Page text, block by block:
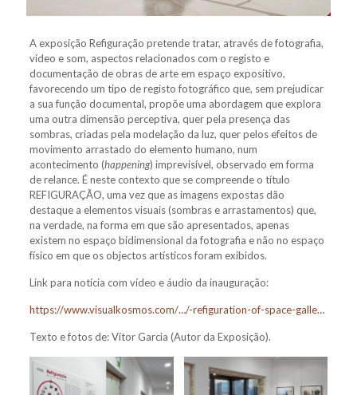
A exposição Refiguração pretende tratar, através de fotografia,
vídeo e som, aspectos relacionados com o registo e
documentação de obras de arte em espaço expositivo,
favorecendo um tipo de registo fotográfico que, sem prejudicar
a sua função documental, propõe uma abordagem que explora
uma outra dimensão perceptiva, quer pela presença das
sombras, criadas pela modelação da luz, quer pelos efeitos de
movimento arrastado do elemento humano, num
acontecimento (happening) imprevisível, observado em forma
de relance. É neste contexto que se compreende o título
REFIGURAÇÃO, uma vez que as imagens expostas dão
destaque a elementos visuais (sombras e arrastamentos) que,
na verdade, na forma em que são apresentados, apenas
existem no espaço bidimensional da fotografia e não no espaço
físico em que os objectos artísticos foram exibidos.
Link para notícia com vídeo e áudio da inauguração:
https://www.visualkosmos.com/…/-refiguration-of-space-galle…
Texto e fotos de: Vítor Garcia (Autor da Exposição).